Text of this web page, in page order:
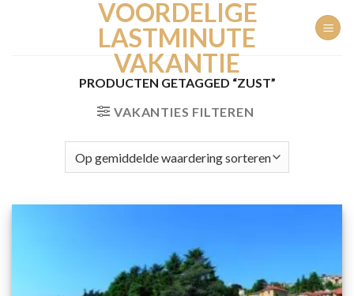
VOORDELIGE
LASTMINUTE
VAKANTIE
PRODUCTEN GETAGGED “ZUST”
VAKANTIES FILTEREN